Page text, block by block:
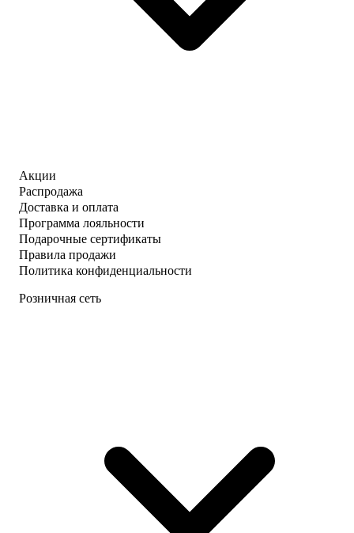
Акции
Распродажа
Доставка и оплата
Программа лояльности
Подарочные сертификаты
Правила продажи
Политика конфиденциальности
Розничная сеть